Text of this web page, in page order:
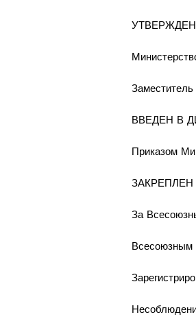
УТВЕРЖДЕН
ВВЕДЕН В
Приказом
ЗАКРЕПЛЕН
За
Всесоюзным